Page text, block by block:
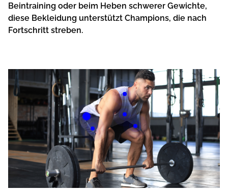
Beintraining oder beim Heben schwerer Gewichte,
diese Bekleidung unterstützt Champions, die nach
Fortschritt streben.